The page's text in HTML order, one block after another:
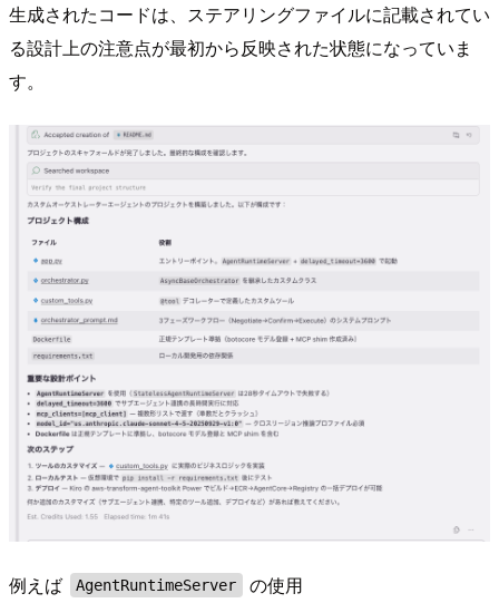
生成されたコードは、ステアリングファイルに記載されてい
る設計上の注意点が最初から反映された状態になっていま
す。
例えば AgentRuntimeServer
の使用